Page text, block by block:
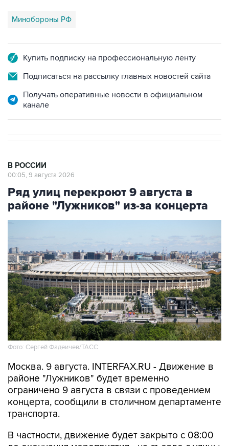
Минобороны РФ
Купить подписку на профессиональную ленту
Подписаться на рассылку главных новостей сайта
Получать оперативные новости в официальном
канале
В РОССИИ
00:05, 9 августа 2026
Ряд улиц перекроют 9 августа в
районе "Лужников" из-за концерта
Фото: Сергей Фадеичев/ТАСС
Москва. 9 августа. INTERFAX.RU - Движение в
районе "Лужников" будет временно
ограничено 9 августа в связи с проведением
концерта, сообщили в столичном департаменте
транспорта.
В частности, движение будет закрыто с 08:00